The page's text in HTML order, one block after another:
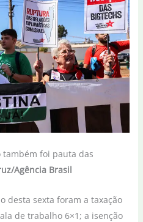
também foi pauta das
Agência Brasil
desta sexta foram a taxação
de trabalho 6×1; a isenção